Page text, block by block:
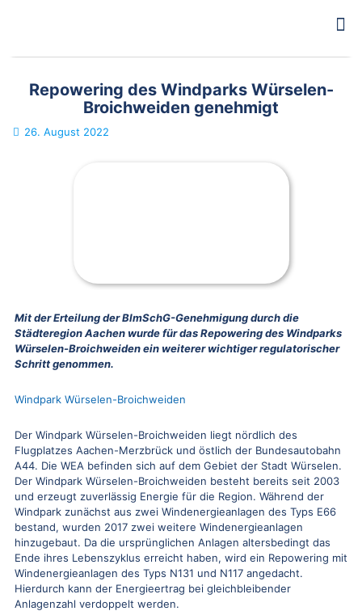
Repowering des Windparks Würselen-
Broichweiden genehmigt
26. August 2022
Mit der Erteilung der BImSchG-Genehmigung durch die
Städteregion Aachen wurde für das Repowering des Windparks
Würselen-Broichweiden ein weiterer wichtiger regulatorischer
Schritt genommen.
Windpark Würselen-Broichweiden
Der Windpark Würselen-Broichweiden liegt nördlich des
Flugplatzes Aachen-Merzbrück und östlich der Bundesautobahn
A44. Die WEA befinden sich auf dem Gebiet der Stadt Würselen.
Der Windpark Würselen-Broichweiden besteht bereits seit 2003
und erzeugt zuverlässig Energie für die Region. Während der
Windpark zunächst aus zwei Windenergieanlagen des Typs E66
bestand, wurden 2017 zwei weitere Windenergieanlagen
hinzugebaut. Da die ursprünglichen Anlagen altersbedingt das
Ende ihres Lebenszyklus erreicht haben, wird ein Repowering mit
Windenergieanlagen des Typs N131 und N117 angedacht.
Hierdurch kann der Energieertrag bei gleichbleibender
Anlagenzahl verdoppelt werden.